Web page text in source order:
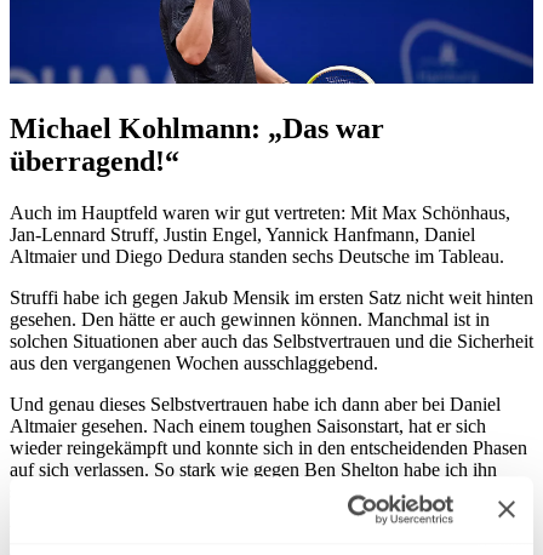
Michael Kohlmann: „Das war
überragend!“
Auch im Hauptfeld waren wir gut vertreten: Mit Max Schönhaus,
Jan-Lennard Struff, Justin Engel, Yannick Hanfmann, Daniel
Altmaier und Diego Dedura standen sechs Deutsche im Tableau.
Struffi habe ich gegen Jakub Mensik im ersten Satz nicht weit hinten
gesehen. Den hätte er auch gewinnen können. Manchmal ist in
solchen Situationen aber auch das Selbstvertrauen und die Sicherheit
aus den vergangenen Wochen ausschlaggebend.
Und genau dieses Selbstvertrauen habe ich dann aber bei Daniel
Altmaier gesehen. Nach einem toughen Saisonstart, hat er sich
wieder reingekämpft und konnte sich in den entscheidenden Phasen
auf sich verlassen. So stark wie gegen Ben Shelton habe ich ihn
schon lange nicht mehr erlebt. Das war überragend.
Yannick Hanfmann stand gegen Max Schönhaus natürlich auch vor